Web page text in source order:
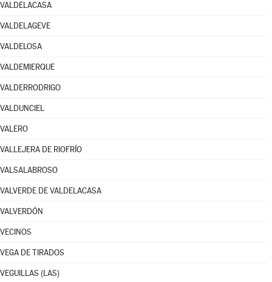
VALDELACASA
VALDELAGEVE
VALDELOSA
VALDEMIERQUE
VALDERRODRIGO
VALDUNCIEL
VALERO
VALLEJERA DE RIOFRÍO
VALSALABROSO
VALVERDE DE VALDELACASA
VALVERDÓN
VECINOS
VEGA DE TIRADOS
VEGUILLAS (LAS)